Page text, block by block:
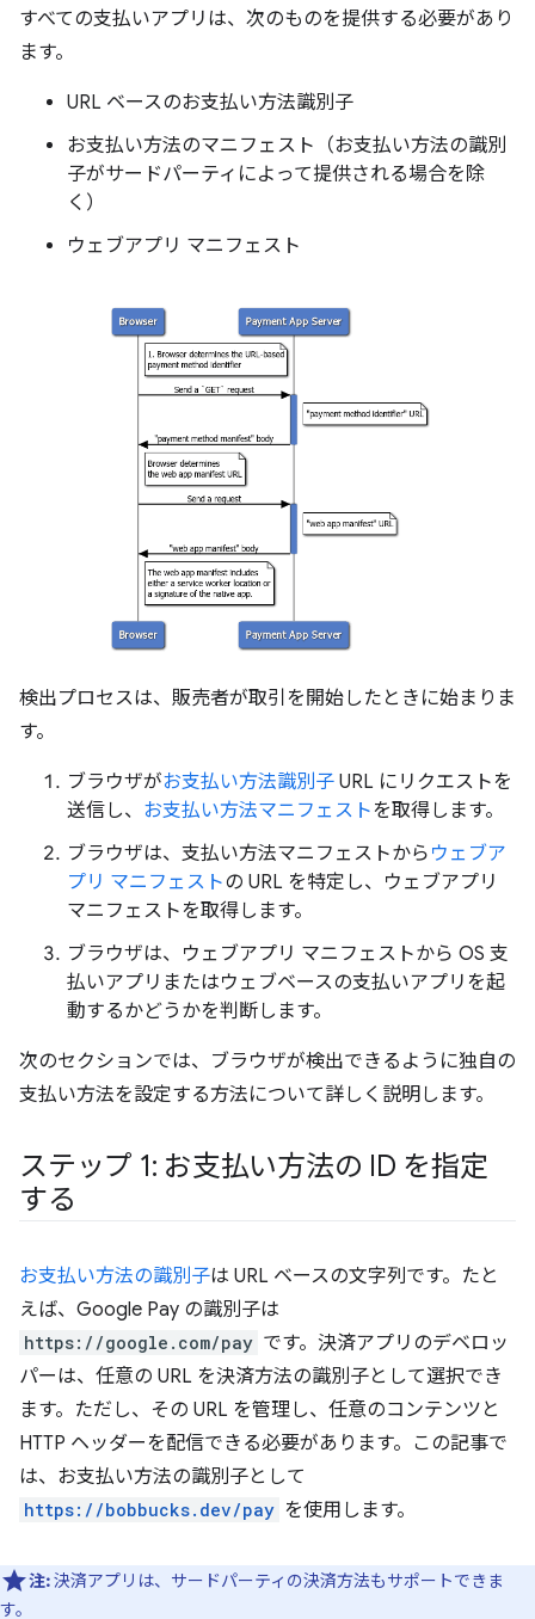
すべての支払いアプリは、次のものを提供する必要があり
ます。
URL ベースのお支払い方法識別子
お支払い方法のマニフェスト（お支払い方法の識別
子がサードパーティによって提供される場合を除
く）
ウェブアプリ マニフェスト
検出プロセスは、販売者が取引を開始したときに始まりま
す。
ブラウザがお支払い方法識別子 URL にリクエストを
送信し、 お支払い方法マニフェストを取得します。
ブラウザは、支払い方法マニフェストから ウェブア
プリ マニフェストの URL を特定し、ウェブアプリ
マニフェストを取得します。
ブラウザは、ウェブアプリ マニフェストから OS 支
払いアプリまたはウェブベースの支払いアプリを起
動するかどうかを判断します。
次のセクションでは、ブラウザが検出できるように独自の
支払い方法を設定する方法について詳しく説明します。
ステップ 1: お支払い方法の ID を指定
する
お支払い方法の識別子は URL ベースの文字列です。たと
えば、Google Pay の識別子は
https://google.com/pay です。決済アプリのデベロッ
パーは、任意の URL を決済方法の識別子として選択でき
ます。ただし、その URL を管理し、任意のコンテンツと
HTTP ヘッダーを配信できる必要があります。この記事で
は、お支払い方法の識別子として
https://bobbucks.dev/pay を使用します。
注:決済アプリは、サードパーティの決済方法もサポートできま
す。